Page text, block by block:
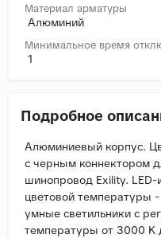
Материал арматуры
Алюминий
Минимальное время
1
Подробное
Алюминиевый корпус.
с черным коннектором
шинопровод Exility. LED-
цветовой температуры
умные светильники с
температуры от 3000